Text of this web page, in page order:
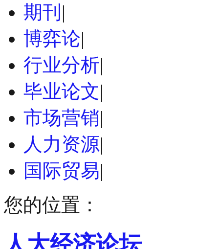
期刊 |
博弈论|
行业分析|
毕业论文|
市场营销|
人力资源|
国际贸易|
您的位置：